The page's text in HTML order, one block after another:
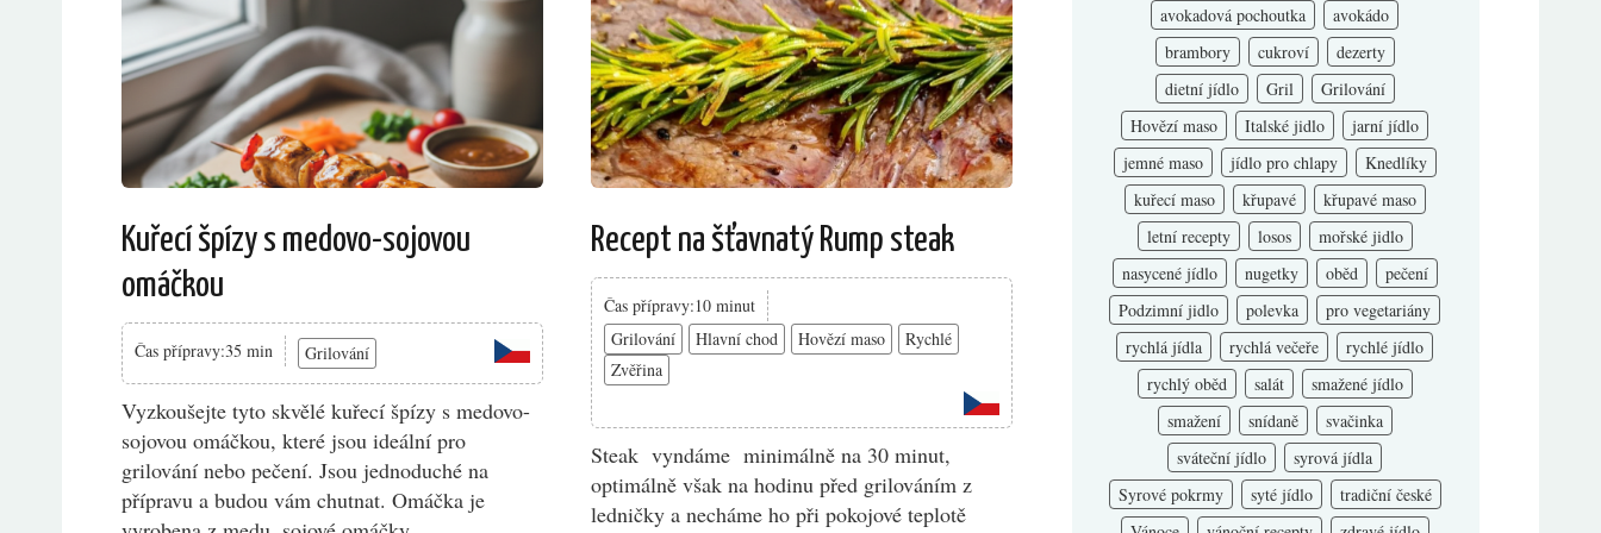
Kuřecí špízy s medovo-sojovou
omáčkou
Čas přípravy:35 min Grilování
Vyzkoušejte tyto skvělé kuřecí špízy s medovo-
sojovou omáčkou, které jsou ideální pro
grilování nebo pečení. Jsou jednoduché na
přípravu a budou vám chutnat. Omáčka je
Recept na šťavnatý Rump steak
Čas přípravy:10 minut
Grilování
Hlavní chod Hovězí maso
Rychlé
Zvěřina
Steak vyndáme minimálně na 30 minut,
optimálně však na hodinu před grilováním z
ledničky a necháme ho při pokojové teplotě
avokadová pochoutka
avokádo
brambory
cukroví
dezerty
dietní jídlo
Gril
Grilování
Hovězí maso
Italské jidlo
jarní jídlo
jemné maso
jídlo pro chlapy
Knedlíky
kuřecí maso
křupavé
křupavé maso
letní recepty
losos
mořské jidlo
nasycené jídlo
nugetky oběd
pečení
Podzimní jidlo
polevka
pro vegetariány
rychlá jídla
rychlá večeře
rychlé jídlo
rychlý oběd
salát
smažené jídlo
smažení
snídaně
svačinka
sváteční jídlo
syrová jídla
Syrové pokrmy
syté jídlo
tradiční české